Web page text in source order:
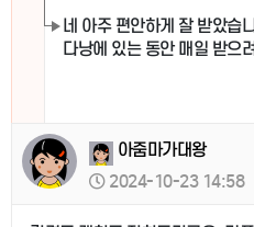
네 아주 편안하게 잘 받았습
다낭에 있는 동안 매일 받으
아줌마가대왕
2024-10-23 14:58